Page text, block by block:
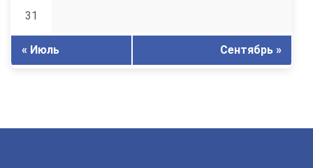
31
« Июль Сентябрь »